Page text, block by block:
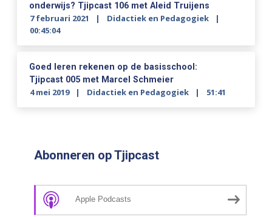
onderwijs? Tjipcast 106 met Aleid Truijens
7 februari 2021
Didactiek en Pedagogiek
00:45:04
Goed leren rekenen op de basisschool:
Tjipcast 005 met Marcel Schmeier
4 mei 2019 Didactiek en Pedagogiek 51:41
Abonneren op Tjipcast
Apple Podcasts